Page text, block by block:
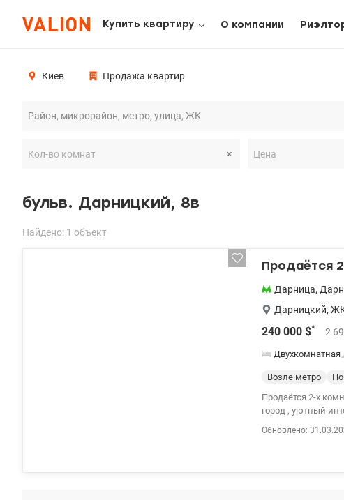
Купить квартиру О компании
Киев Продажа квартир
бульв. Дарницкий, 8в
Найдено: 1 объект
Продаётся
Дарница,
Дарницкий,
240 000 $* 2
Двухкомнатная
Возле метро
Продаётся 2-х
Обновлено: